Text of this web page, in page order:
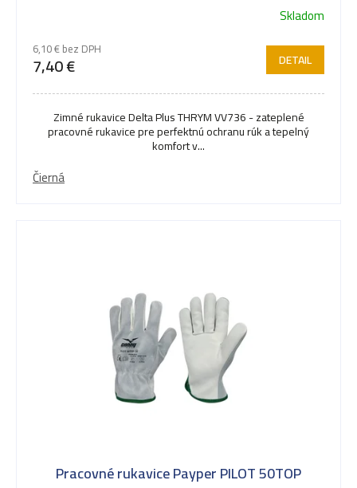
Skladom
6,10 € bez DPH
7,40 € DETAIL
Zimné rukavice Delta Plus THRYM VV736 - zateplené
pracovné rukavice pre perfektnú ochranu rúk a tepelný
komfort v...
Čierná
Pracovné rukavice Payper PILOT 50TOP